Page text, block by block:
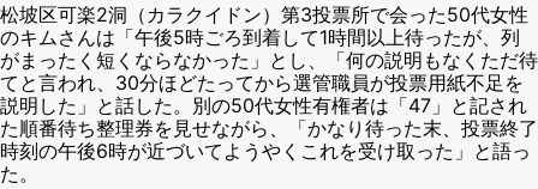
松坡区可楽2洞（カラクイドン）第3投票所で会った50代女性
のキムさんは「午後5時ごろ到着して1時間以上待ったが、列
がまったく短くならなかった」とし、「何の説明もなくただ待
てと言われ、30分ほどたってから選管職員が投票用紙不足を
説明した」と話した。別の50代女性有権者は「47」と記され
た順番待ち整理券を見せながら、「かなり待った末、投票終了
時刻の午後6時が近づいてようやくこれを受け取った」と語っ
た。